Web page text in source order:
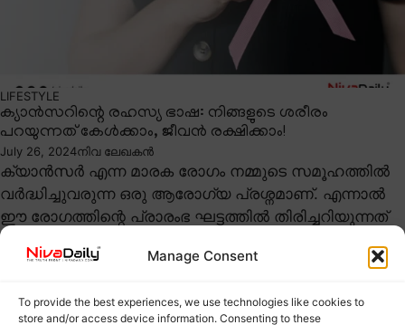
Manage Consent
To provide the best experiences, we use technologies like cookies to
store and/or access device information. Consenting to these
LIFESTYLE
ക്യാൻസറിന്റെ രഹസ്യ ഭാഷ: നിങ്ങളുടെ ശരീരം
പറയുന്നത് കേൾക്കാം, ജീവൻ രക്ഷിക്കാം!
July 26, 2024നിവ ലേഖകൻ
ക്യാൻസർ എന്ന മാരക രോഗം നമ്മുടെ സമൂഹത്തിൽ
വർദ്ധിച്ചുവരുന്ന ഒരു ആരോഗ്യ പ്രശ്നമാണ്. എന്നാൽ
ഈ രോഗത്തിന്റെ പ്രാരംഭ ഘട്ടത്തിൽ തിരിച്ചറിയുന്നത്
(Early Cancer Symptoms) പലപ്പോഴും ...